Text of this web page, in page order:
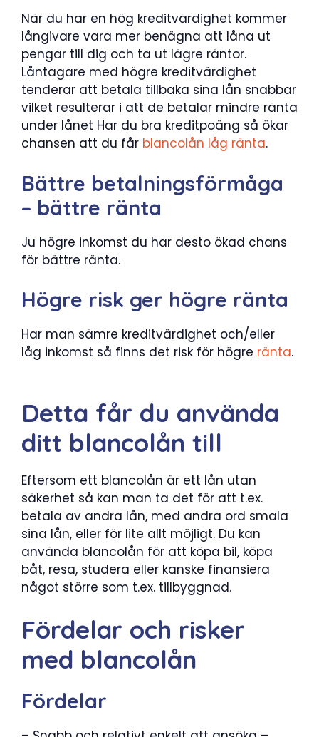
När du har en hög kreditvärdighet kommer
långivare vara mer benägna att låna ut
pengar till dig och ta ut lägre räntor.
Låntagare med högre kreditvärdighet
tenderar att betala tillbaka sina lån snabbar
vilket resulterar i att de betalar mindre ränta
under lånet Har du bra kreditpoäng så ökar
chansen att du får blancolån låg ränta.
Bättre betalningsförmåga
– bättre ränta
Ju högre inkomst du har desto ökad chans
för bättre ränta.
Högre risk ger högre ränta
Har man sämre kreditvärdighet och/eller
låg inkomst så finns det risk för högre ränta.
Detta får du använda
ditt blancolån till
Eftersom ett blancolån är ett lån utan
säkerhet så kan man ta det för att t.ex.
betala av andra lån, med andra ord smala
sina lån, eller för lite allt möjligt. Du kan
använda blancolån för att köpa bil, köpa
båt, resa, studera eller kanske finansiera
något större som t.ex. tillbyggnad.
Fördelar och risker
med blancolån
Fördelar